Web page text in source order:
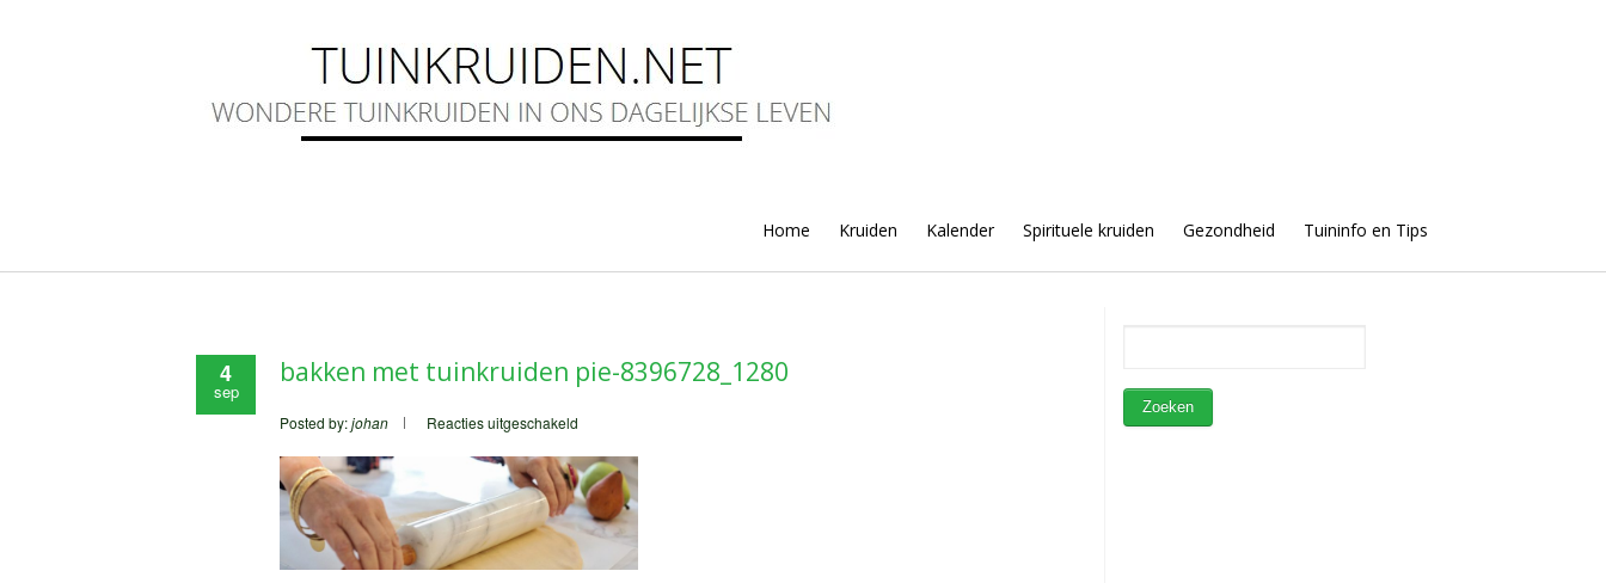
Home Kruiden Kalender Spirituele kruiden Gezondheid Tuininfo en Tips
4
sep
bakken met tuinkruiden pie-8396728_1280
Posted by:johan Reacties uitgeschakeld
tuinkruiden
pie-
8396728_1280